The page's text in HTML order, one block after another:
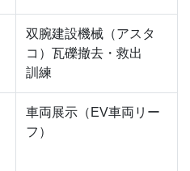
双腕建設機械（アスタ
コ）瓦礫撤去・救出
訓練
車両展示（EV車両リー
フ）